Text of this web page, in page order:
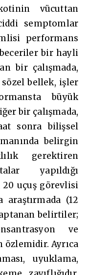
vücuttan
semptomlar
performans
bir hayli
bir çalışmada,
sözel bellek, işler
büyük
bir çalışmada,
sonra bilişsel
belirgin
gerektiren
yapıldığı
20 uçuş görevlisi
araştırmada (12
belirtiler;
ve
özlemidir. Ayrıca
uyuklama,